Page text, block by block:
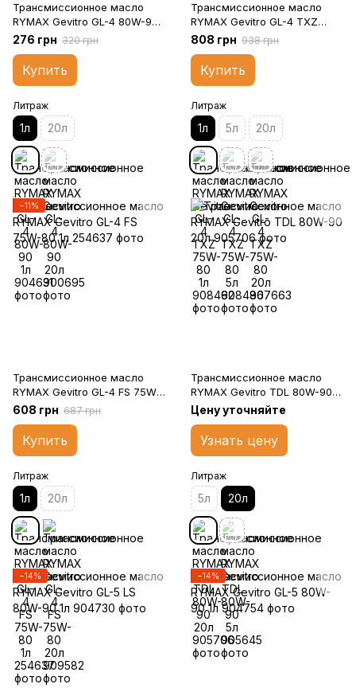
Трансмиссионное масло
RYMAX Gevitro GL-4 80W-90
1л
276 грн 320 грн
Купить
Литраж
1л 20л
Трансмиссионное масло
RYMAX Gevitro GL-4 TXZ
75W-80 1л
808 грн 938 грн
Купить
Литраж
1л 5л 20л
−11%
Трансмиссионное масло
RYMAX Gevitro GL-4 FS 75W-
80 1л
608 грн 687 грн
Купить
Литраж
1л 20л
Трансмиссионное масло
RYMAX Gevitro TDL 80W-90
20л
Цену уточняйте
Узнать цену
Литраж
5л 20л
−14% −14%